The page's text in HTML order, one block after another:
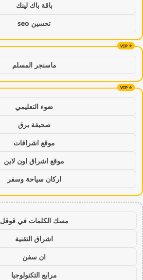
باقة باك لينك
تحسين seo
ماسنجر المسلم
ضوء التعليمي
صحيفة برق
موقع اشراقات
موقع اشراق اون لاين
اركان سياحة وسفر
مسك الكلمات في قوقل
اشراق التقنية
ان سفن
مرابع التكنولوجيا